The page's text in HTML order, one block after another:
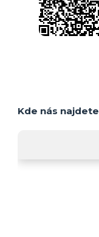
Kde nás najdete